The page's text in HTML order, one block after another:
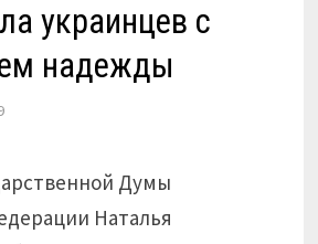
украинцев с
надежды
Думы
Наталья